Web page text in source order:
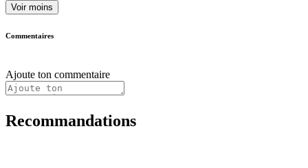
Voir moins
Commentaires
Ajoute ton commentaire
Recommandations